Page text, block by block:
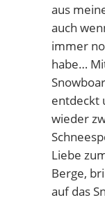
aus
auch
immer
habe…
entdeckt
wieder
Liebe
Berge,
auf das